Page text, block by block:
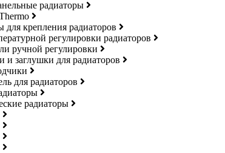
радиаторы
крепления радиаторов
регулировки радиаторов
ручной регулировки
и заглушки для радиаторов
для радиаторов
радиаторы